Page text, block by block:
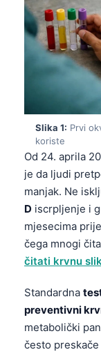
Slika 1: Prvi
koriste
Od 24. aprila
je da ljudi
manjak. Ne
D iscrpljenje i
mjesecima
čega mnogi
čitati krvnu
Standardna
preventivni
metabolički
često preskače